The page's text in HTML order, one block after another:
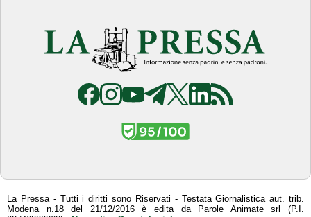
La Pressa - Tutti i diritti sono Riservati - Testata Giornalistica aut. trib.
Modena n.18 del 21/12/2016 è edita da Parole Animate srl (P.I.